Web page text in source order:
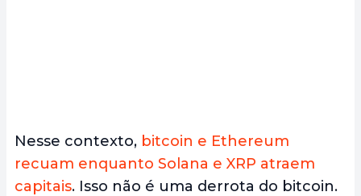
Nesse contexto, bitcoin e Ethereum
recuam enquanto Solana e XRP atraem
capitais. Isso não é uma derrota do bitcoin.